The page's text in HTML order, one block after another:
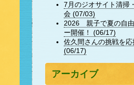
7月のジオサイト清掃
会 (07/03)
2026 親子で夏の自
ー開催！ (06/17)
佐久間さんの挑戦を応
(06/17)
アーカイブ